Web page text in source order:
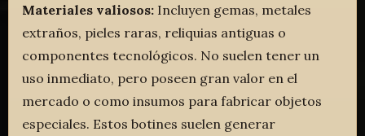
Materiales valiosos: Incluyen gemas, metales
extraños, pieles raras, reliquias antiguas o
componentes tecnológicos. No suelen tener un
uso inmediato, pero poseen gran valor en el
mercado o como insumos para fabricar objetos
especiales. Estos botines suelen generar